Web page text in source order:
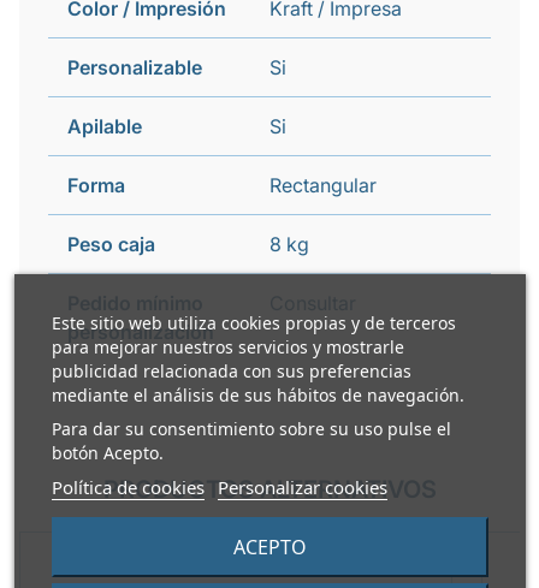
Este sitio web utiliza cookies propias y de terceros
para mejorar nuestros servicios y mostrarle
publicidad relacionada con sus preferencias
mediante el análisis de sus hábitos de navegación.
Para dar su consentimiento sobre su uso pulse el
botón Acepto.
Política de cookies Personalizar cookies
ACEPTO
Color / Impresión Kraft / Impresa
Personalizable Si
Apilable Si
Forma Rectangular
Peso caja 8 kg
personalización
PRODUCTOS ALTERNATIVOS